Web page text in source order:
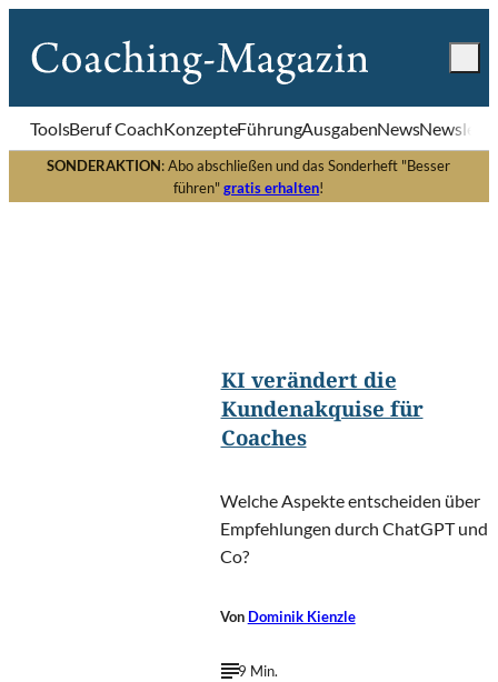
ToolsBeruf CoachKonzepteFührungAusgabenNews
SONDERAKTION: Abo abschließen und das Sonderheft "Besser
führen"gratis erhalten!
KI verändert die
Kundenakquise für
Coaches
Welche Aspekte entscheiden über
Empfehlungen durch ChatGPT und
Co?
Von Dominik Kienzle
9 Min.